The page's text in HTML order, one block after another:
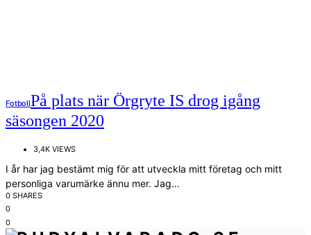
FotbollPå plats när Örgryte IS drog igång
säsongen 2020
3,4K VIEWS
I år har jag bestämt mig för att utveckla mitt företag och mitt
personliga varumärke ännu mer. Jag…
0 SHARES
0
0